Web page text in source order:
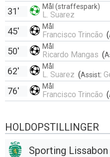
Mål (straffespark)
L. Suarez
31'
Mål
Francisco Trincão (
45'
Mål
Ricardo Mangas (
50'
Mål
L. Suarez (Assist:
62'
Mål
Francisco Trincão (
76'
HOLDOPSTILLINGER
Sporting Lissabon